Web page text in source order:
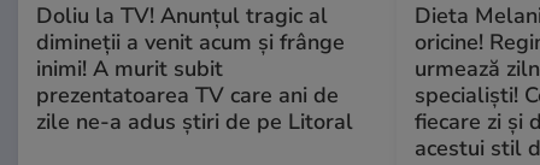
Doliu la TV! Anunțul tragic al
dimineții a venit acum și frânge
inimi! A murit subit
prezentatoarea TV care ani de
zile ne-a adus știri de pe Litoral
Dieta
oricine!
urmează
specialiști!
fiecare zi și
acestui stil